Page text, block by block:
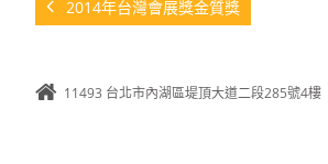
2014年台灣會展獎金質獎
11493 台北市內湖區堤頂大道二段285號4樓